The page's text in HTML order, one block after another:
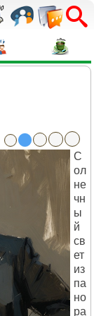
С
ол
не
чн
ы
й
св
ет
из
па
но
ра